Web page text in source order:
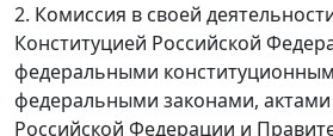
2. Комиссия в своей
Конституцией Российской
федеральными
федеральными законами,
Российской Федерации и